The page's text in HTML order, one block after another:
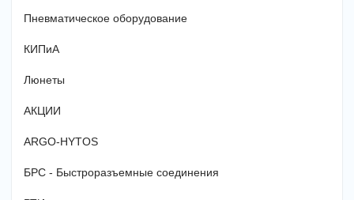
Пневматическое оборудование
КИПиА
Люнеты
АКЦИИ
ARGO-HYTOS
БРС - Быстроразъемные соединения